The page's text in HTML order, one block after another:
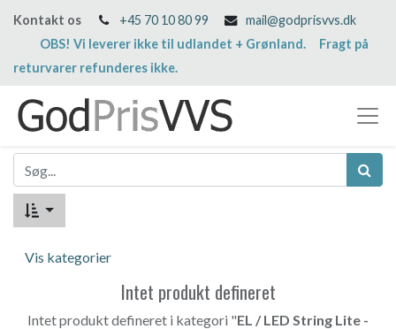
Kontakt os +45 70 10 80 99
mail@godprisvvs.dk
OBS! Vi leverer ikke til udlandet + Grønland. Fragt på
returvarer refunderes ikke.
Vis kategorier
Intet produkt defineret
Intet produkt defineret i kategori "EL / LED String Lite -